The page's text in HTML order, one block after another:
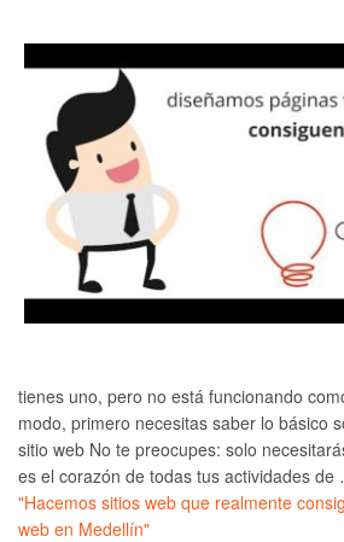
tienes uno, pero no está funcionando
modo, primero necesitas saber lo básico
sitio web No te preocupes: solo
es el corazón de todas tus actividades
"Hacemos sitios web que realmente
web en Medellín"